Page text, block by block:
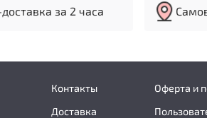
за 2 часа
Контакты
Доставка
Оферта и